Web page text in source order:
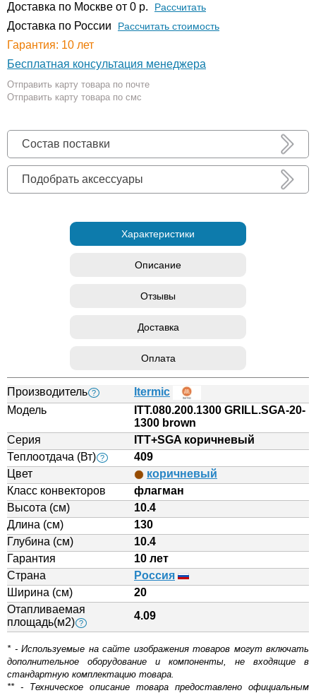
Доставка по Москве от 0 р. Расcчитать
Доставка по России Рассчитать стоимость
Гарантия: 10 лет
Бесплатная консультация менеджера
Отправить карту товара по почте
Отправить карту товара по смс
Состав поставки
Подобрать аксессуары
Характеристики
Описание
Отзывы
Доставка
Оплата
Производитель ?
Itermic
Модель
ITT.080.200.1300 GRILL.SGA-20-
1300 brown
Серия
ITT+SGA коричневый
Теплоотдача (Вт) ?
409
Цвет
коричневый
Класс конвекторов
флагман
Высота (см)
10.4
Длина (см)
130
Глубина (см)
10.4
Гарантия
10 лет
Страна
Россия
Ширина (см)
20
Отапливаемая
площадь(м2) ?
4.09
* - Используемые на сайте изображения товаров могут включать
дополнительное оборудование и компоненты, не входящие в
стандартную комплектацию товара.
** - Техническое описание товара предоставлено официальным